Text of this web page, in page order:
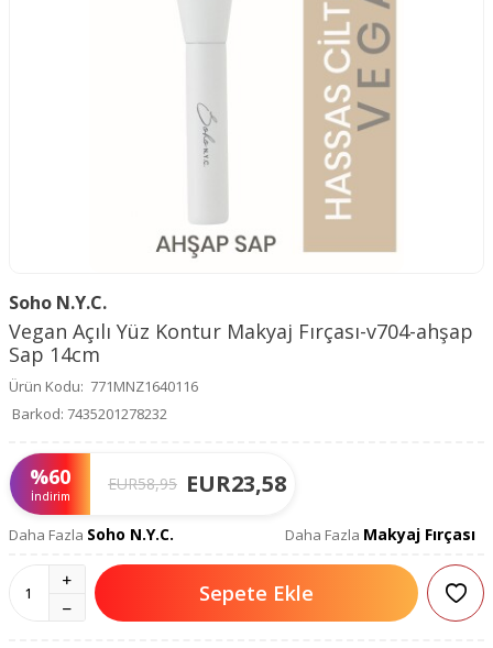
Soho N.Y.C.
Vegan Açılı Yüz Kontur Makyaj Fırçası-v704-ahşap
Sap 14cm
Ürün Kodu: 771MNZ1640116
Barkod: 7435201278232
%60
İndirim
EUR58,95 EUR23,58
Daha Fazla Soho N.Y.C. Daha Fazla Makyaj Fırçası
Sepete Ekle